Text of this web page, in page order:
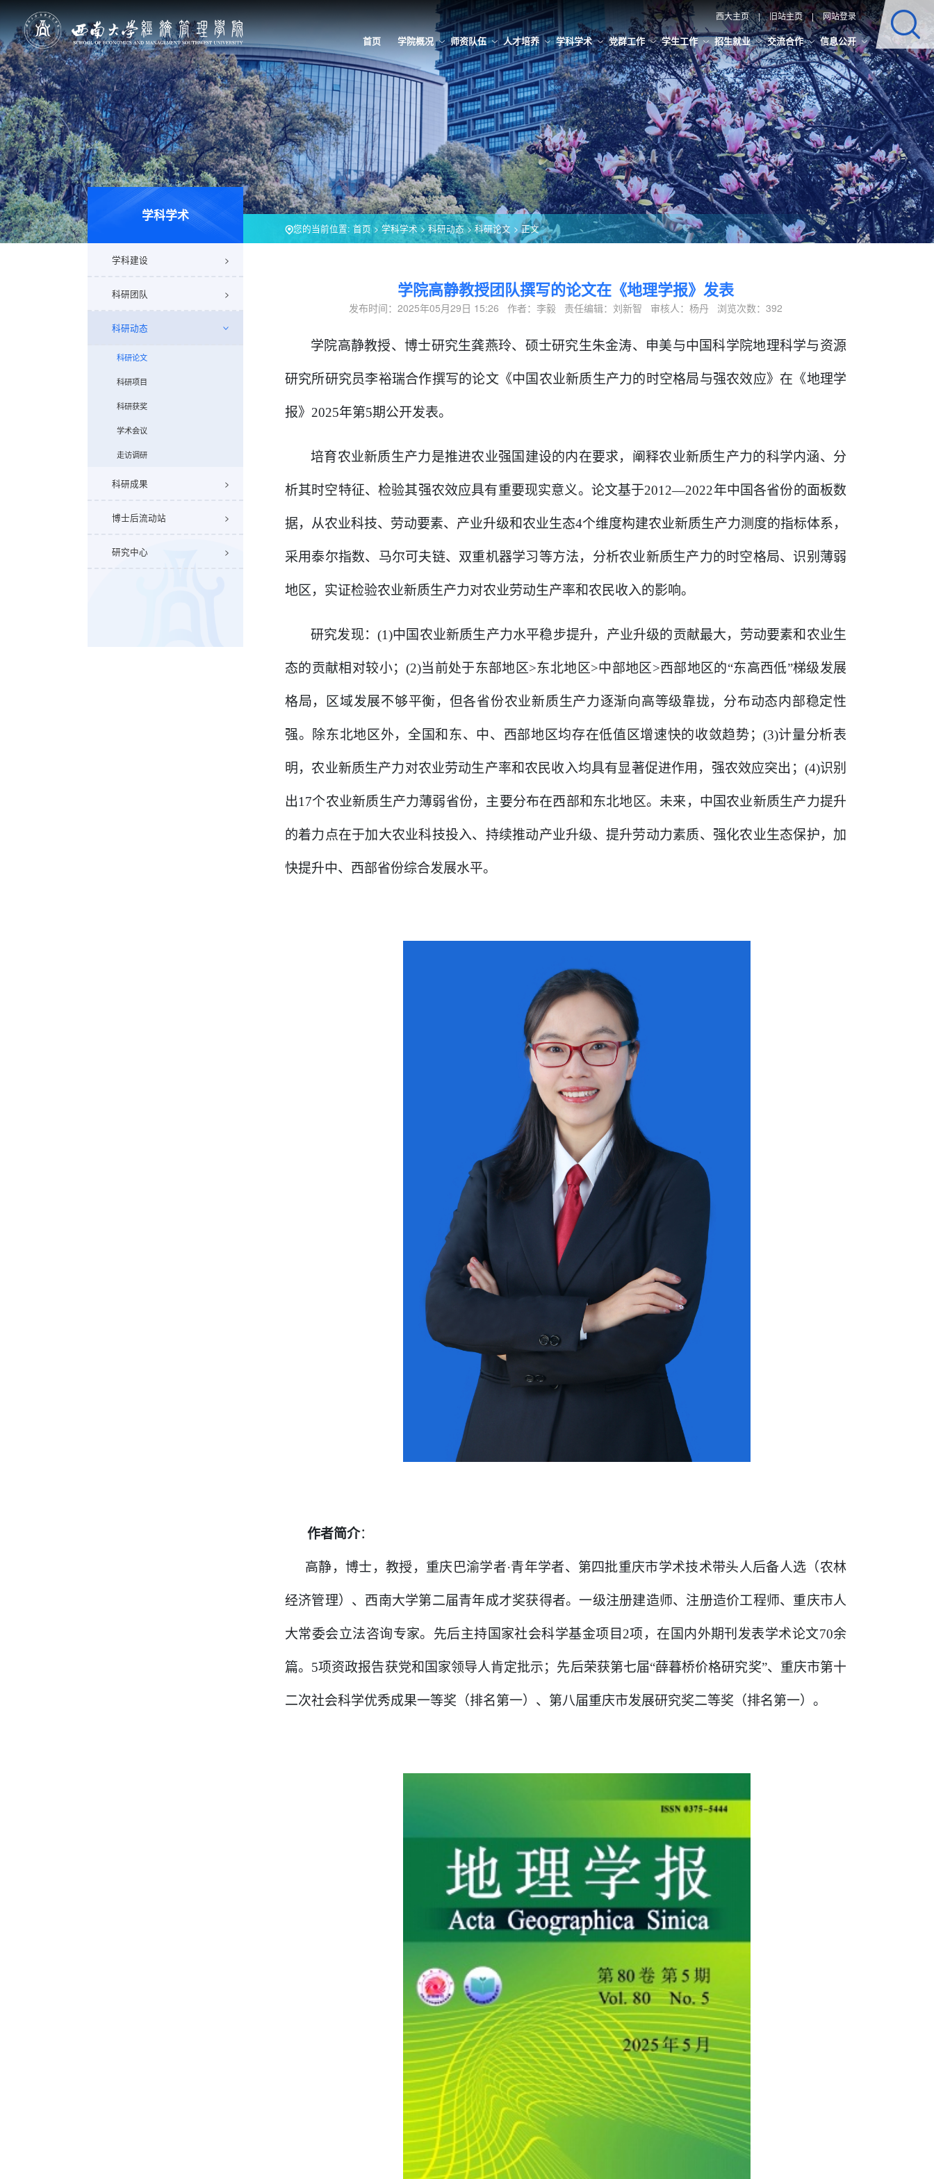
西大主页 | 旧站主页 | 网站登录
首页 学院概况 师资队伍 人才培养 学科学术 党群工作 学生工作 招生就业 交流合作 信息公开
学科学术
您的当前位置: 首页>学科学术>科研动态>科研论文 > 正文
学科建设
科研团队
科研动态
科研论文
科研项目
科研获奖
学术会议
走访调研
科研成果
博士后流动站
研究中心
学院高静教授团队撰写的论文在《地理学报》发表
发布时间：2025年05月29日 15:26 作者：李毅 责任编辑：刘新智 审核人：杨丹 浏览次数： 392
学院高静教授、博士研究生龚燕玲、硕士研究生朱金涛、申美与中国科学院地理科学与资源
研究所研究员李裕瑞合作撰写的论文《中国农业新质生产力的时空格局与强农效应》在《地理学
报》 2025年第5期公开发表。
培育农业新质生产力是推进农业强国建设的内在要求，阐释农业新质生产力的科学内涵、分
析其时空特征、检验其强农效应具有重要现实意义。论文基于2012—2022年中国各省份的面板数
据，从农业科技、劳动要素、产业升级和农业生态4个维度构建农业新质生产力测度的指标体系，
采用泰尔指数、马尔可夫链、双重机器学习等方法，分析农业新质生产力的时空格局、识别薄弱
地区，实证检验农业新质生产力对农业劳动生产率和农民收入的影响。
研究发现：(1)中国农业新质生产力水平稳步提升，产业升级的贡献最大，劳动要素和农业生
态的贡献相对较小；(2)当前处于东部地区>东北地区>中部地区>西部地区的“东高西低”梯级发展
格局，区域发展不够平衡，但各省份农业新质生产力逐渐向高等级靠拢，分布动态内部稳定性
强。除东北地区外，全国和东、中、西部地区均存在低值区增速快的收敛趋势；(3)计量分析表
明，农业新质生产力对农业劳动生产率和农民收入均具有显著促进作用，强农效应突出；(4)识别
出17个农业新质生产力薄弱省份，主要分布在西部和东北地区。未来，中国农业新质生产力提升
的着力点在于加大农业科技投入、持续推动产业升级、提升劳动力素质、强化农业生态保护，加
快提升中、西部省份综合发展水平。
作者简介：
高静，博士，教授，重庆巴渝学者·青年学者、第四批重庆市学术技术带头人后备人选（农林
经济管理）、西南大学第二届青年成才奖获得者。一级注册建造师、注册造价工程师、重庆市人
大常委会立法咨询专家。先后主持国家社会科学基金项目 2项，在国内外期刊发表学术论文70余
篇。 5项资政报告获党和国家领导人肯定批示；先后荣获第七届“薛暮桥价格研究奖”、重庆市第十
二次社会科学优秀成果一等奖（排名第一）、第八届重庆市发展研究奖二等奖 （排名第一）。